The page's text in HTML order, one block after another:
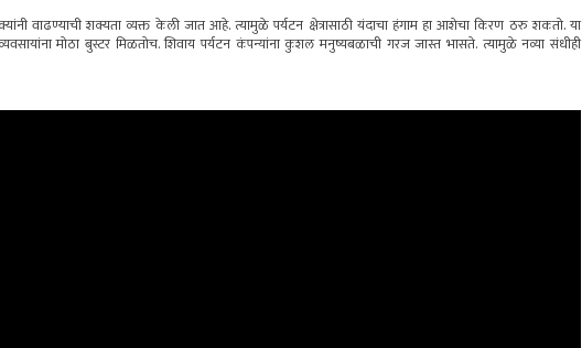
वाढण्याची शक्यता व्यक्त केली जात आहे. त्यामुळे पर्यटन क्षेत्रासाठी यंदाचा हंगाम हा आशेचा किरण ठरु शकतो. या
मोठा बुस्टर मिळतोच. शिवाय पर्यटन कंपन्यांना कुशल मनुष्यबळाची गरज जास्त भासते. त्यामुळे नव्या संधीही